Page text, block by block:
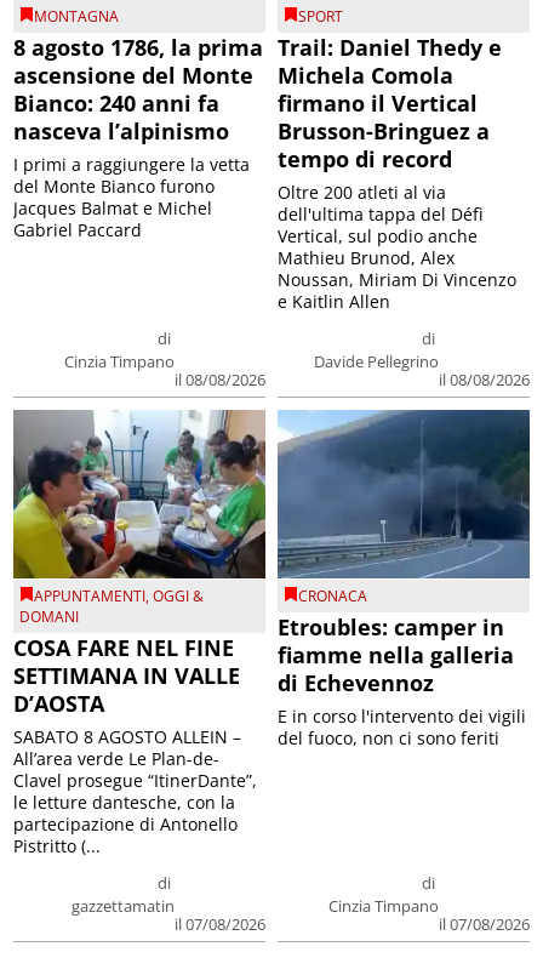
MONTAGNA
8 agosto 1786, la prima
ascensione del Monte
Bianco: 240 anni fa
nasceva l’alpinismo
di
Cinzia Timpano
il 08/08/2026
I primi a raggiungere la vetta
del Monte Bianco furono
Jacques Balmat e Michel
Gabriel Paccard
SPORT
Trail: Daniel Thedy e
Michela Comola
firmano il Vertical
Brusson-Bringuez a
tempo di record
di
Davide Pellegrino
il 08/08/2026
Oltre 200 atleti al via
dell'ultima tappa del Défì
Vertical, sul podio anche
Mathieu Brunod, Alex
Noussan, Miriam Di Vincenzo
e Kaitlin Allen
APPUNTAMENTI,OGGI &
DOMANI
COSA FARE NEL FINE
SETTIMANA IN VALLE
D’AOSTA
di
gazzettamatin
il 07/08/2026
SABATO 8 AGOSTO ALLEIN –
All’area verde Le Plan-de-
Clavel prosegue “ItinerDante”,
le letture dantesche, con la
partecipazione di Antonello
Pistritto (...
CRONACA
Etroubles: camper in
fiamme nella galleria
di Echevennoz
di
Cinzia Timpano
il 07/08/2026
E in corso l'intervento dei vigili
del fuoco, non ci sono feriti